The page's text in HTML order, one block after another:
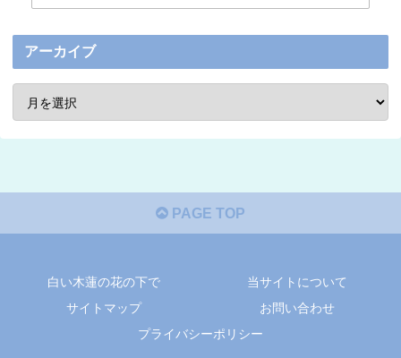
アーカイブ
PAGE TOP
白い木蓮の花の下で
当サイトについて
サイトマップ
お問い合わせ
プライバシーポリシー